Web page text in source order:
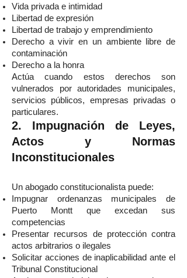
Vida privada e intimidad
Libertad de expresión
Libertad de trabajo y emprendimiento
Derecho a vivir en un ambiente libre de
contaminación
Derecho a la honra
Actúa cuando estos derechos son
vulnerados por autoridades municipales,
servicios públicos, empresas privadas o
particulares.
2. Impugnación de Leyes,
Actos y Normas
Inconstitucionales
Un abogado constitucionalista puede:
Impugnar ordenanzas municipales de
Puerto Montt que excedan sus
competencias
Presentar recursos de protección contra
actos arbitrarios o ilegales
Solicitar acciones de inaplicabilidad ante el
Tribunal Constitucional